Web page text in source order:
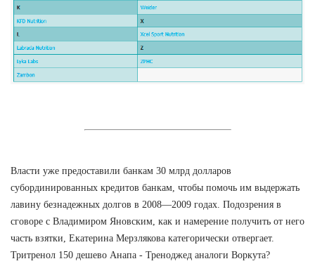
Власти уже предоставили банкам 30 млрд долларов
субординированных кредитов банкам, чтобы помочь им выдержать
лавину безнадежных долгов в 2008—2009 годах. Подозрения в
сговоре с Владимиром Яновским, как и намерение получить от него
часть взятки, Екатерина Мерзлякова категорически отвергает.
Тритренол 150 дешево Анапа - Треноджед аналоги Воркута?